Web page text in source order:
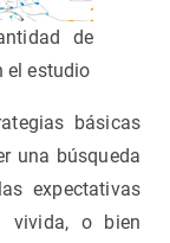
de
el estudio
básicas
una búsqueda
expectativas
vivida, o bien